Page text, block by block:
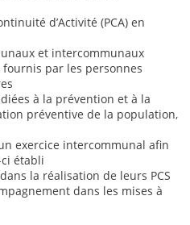
d’Activité (PCA) en
et intercommunaux
par les personnes
à la prévention et à la
préventive de la population,
exercice intercommunal afin
établi
la réalisation de leurs PCS
dans les mises à